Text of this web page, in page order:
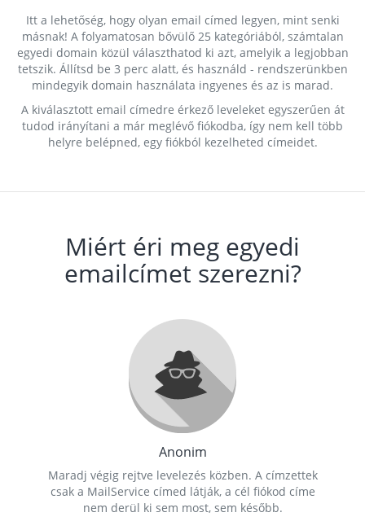
Itt a lehetőség, hogy olyan email címed legyen, mint senki
másnak! A folyamatosan bővülő 25 kategóriából, számtalan
egyedi domain közül választhatod ki azt, amelyik a legjobban
tetszik. Állítsd be 3 perc alatt, és használd - rendszerünkben
mindegyik domain használata ingyenes és az is marad.
A kiválasztott email címedre érkező leveleket egyszerűen át
tudod irányítani a már meglévő fiókodba, így nem kell több
helyre belépned, egy fiókból kezelheted címeidet.
Miért éri meg egyedi
emailcímet szerezni?
Anonim
Maradj végig rejtve levelezés közben. A címzettek
csak a MailService címed látják, a cél fiókod címe
nem derül ki sem most, sem később.